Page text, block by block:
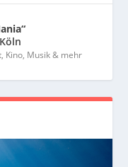
Kino, Musik & mehr